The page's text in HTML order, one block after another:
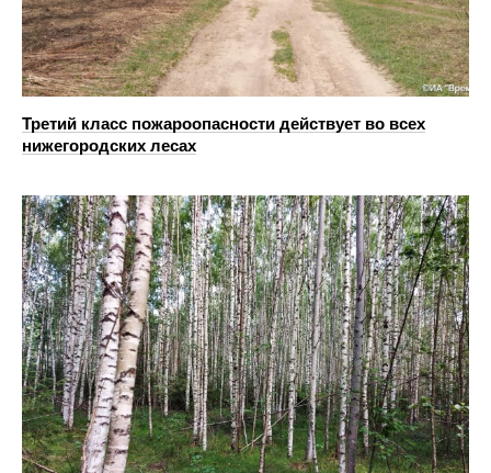
Третий класс пожароопасности действует во всех
нижегородских лесах